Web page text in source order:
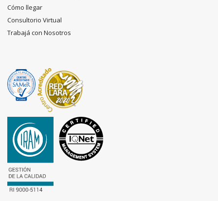
Cómo llegar
Consultorio Virtual
Trabajá con Nosotros